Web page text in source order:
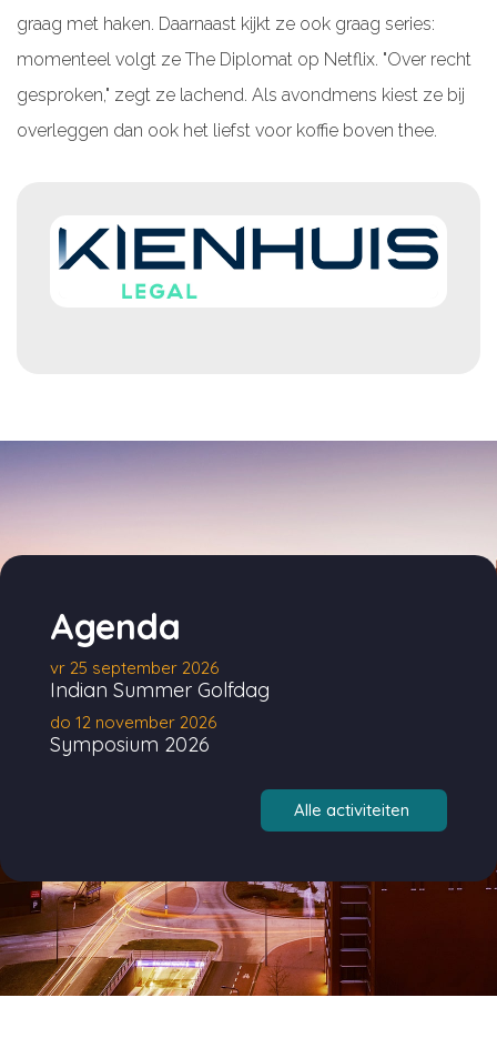
graag met haken. Daarnaast kijkt ze ook graag series:
momenteel volgt ze The Diplomat op Netflix. "Over recht
gesproken," zegt ze lachend. Als avondmens kiest ze bij
overleggen dan ook het liefst voor koffie boven thee.
Agenda
vr 25 september 2026
Indian Summer Golfdag
do 12 november 2026
Symposium 2026
Alle activiteiten